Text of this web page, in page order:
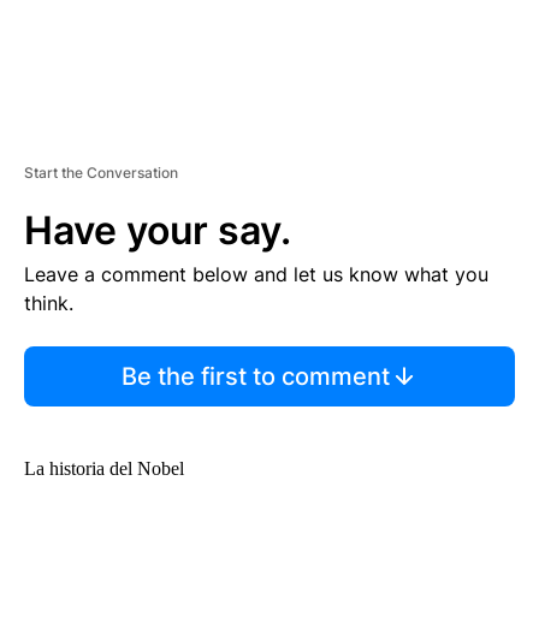
Start the Conversation
Have your say.
Leave a comment below and let us know what you
think.
Be the first to comment
La historia del Nobel